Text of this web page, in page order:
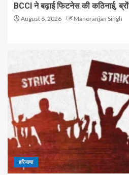
BCCI ने बढ़ाई फिटनेस की कठिनाई,
August 6, 2026 Manoranjan Singh
हरियाणा